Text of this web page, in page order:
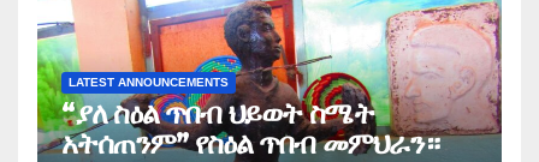
LATEST ANNOUNCEMENTS
“ያለ ስዕል ጥበብ ህይወት ስሜት
አትሰጠንም” የስዕል ጥበብ መምህራን።